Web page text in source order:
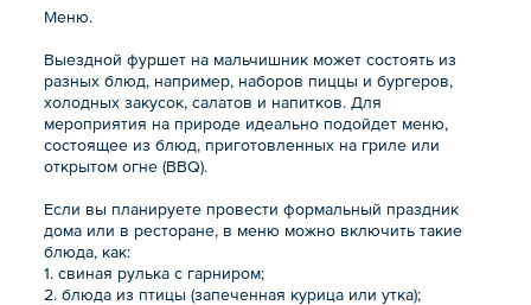
Меню.
Выездной фуршет на мальчишник может состоять из
разных блюд, например, наборов пиццы и бургеров,
холодных закусок, салатов и напитков. Для
мероприятия на природе идеально подойдет меню,
состоящее из блюд, приготовленных на гриле или
открытом огне (BBQ).
Если вы планируете провести формальный праздник
дома или в ресторане, в меню можно включить такие
блюда, как:
1. свиная рулька с гарниром;
2. блюда из птицы (запеченная курица или утка);